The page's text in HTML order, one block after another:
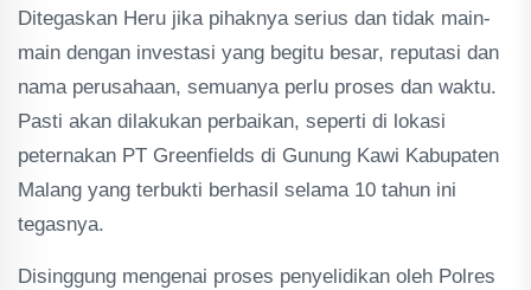
Ditegaskan Heru jika pihaknya serius dan tidak main-
main dengan investasi yang begitu besar, reputasi dan
nama perusahaan, semuanya perlu proses dan waktu.
Pasti akan dilakukan perbaikan, seperti di lokasi
peternakan PT Greenfields di Gunung Kawi Kabupaten
Malang yang terbukti berhasil selama 10 tahun ini
tegasnya.
Disinggung mengenai proses penyelidikan oleh Polres